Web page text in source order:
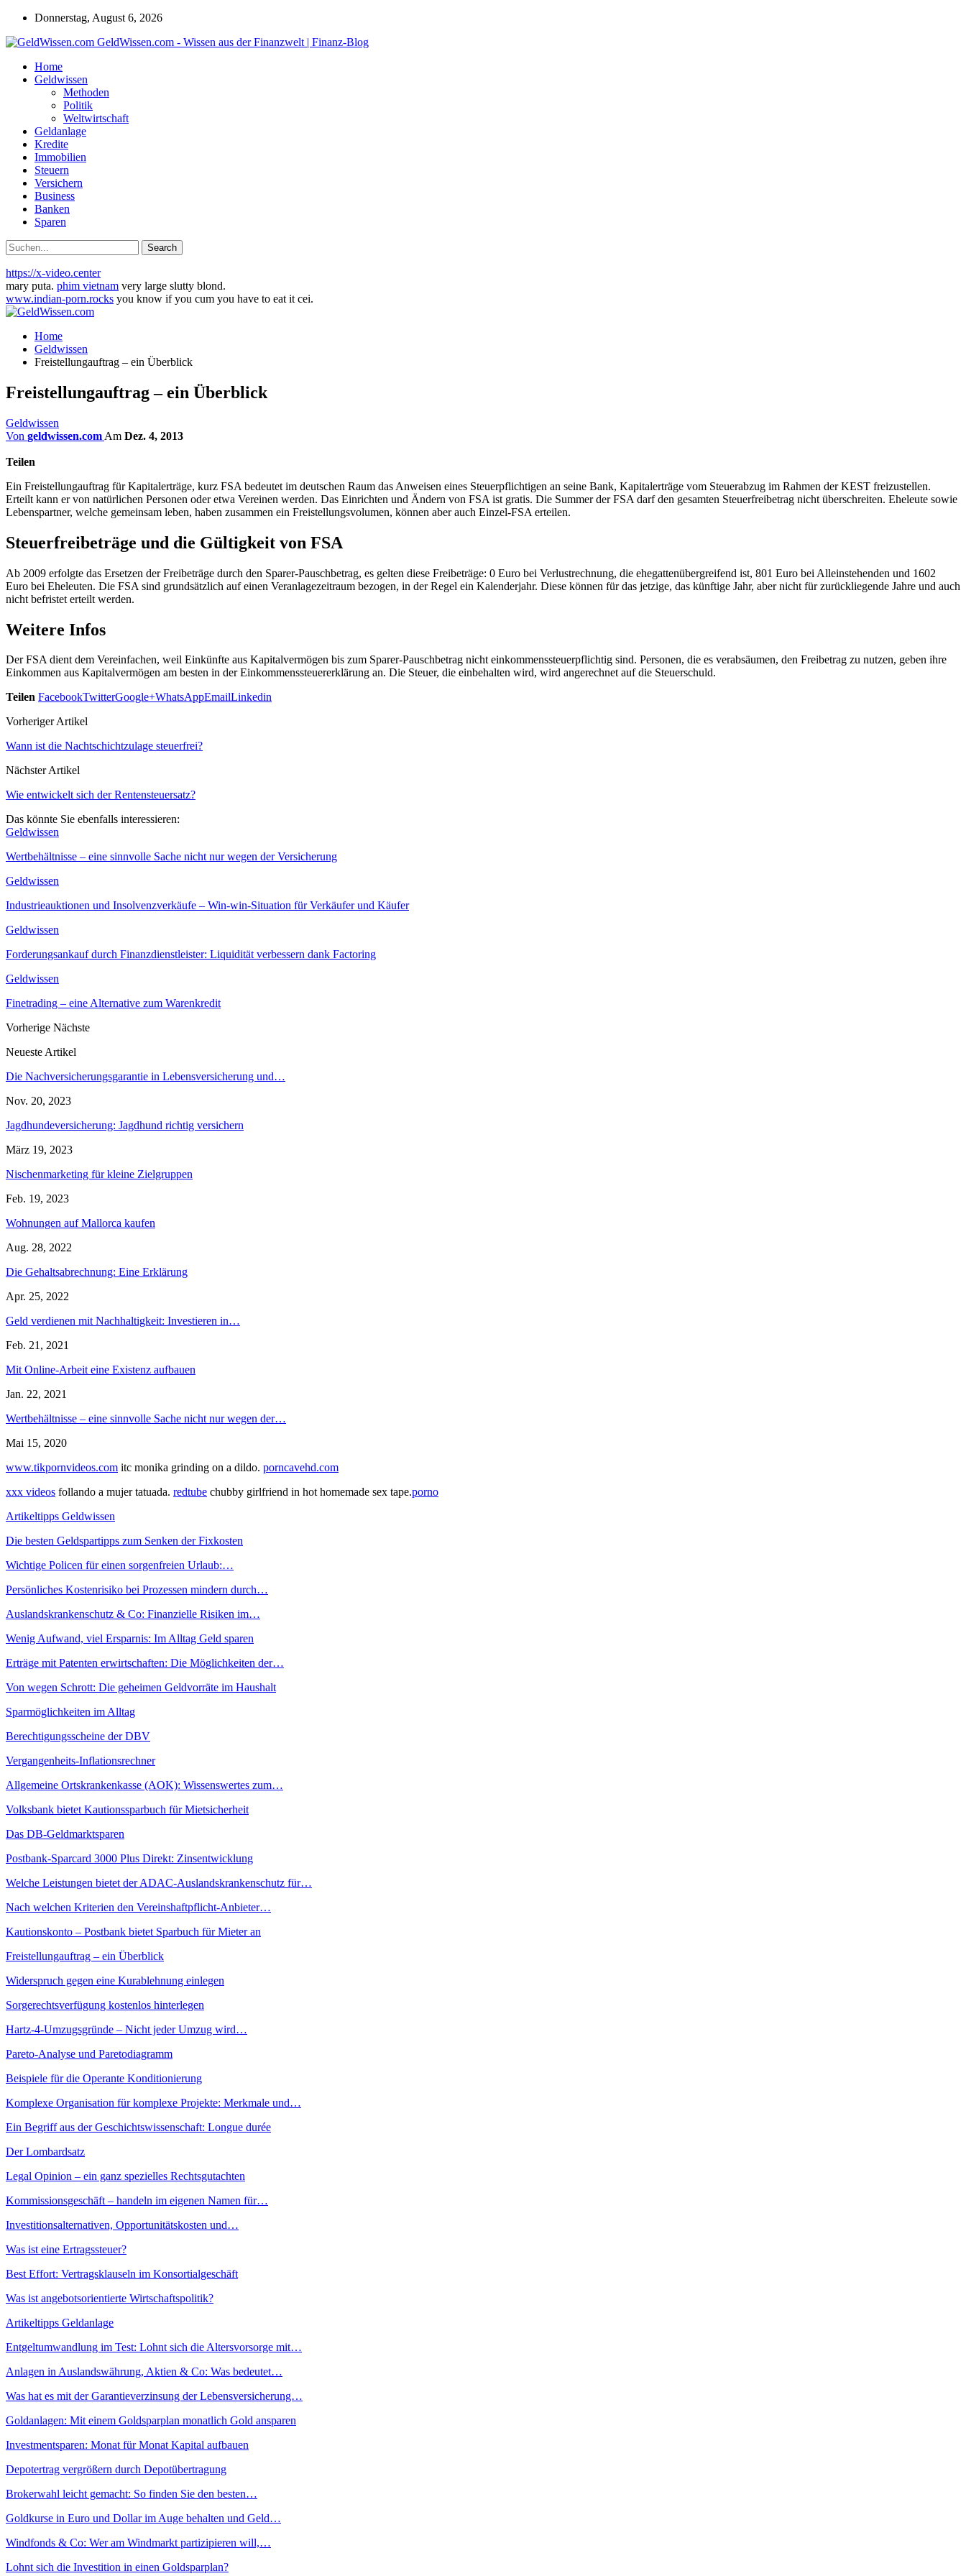
Donnerstag, August 6, 2026
GeldWissen.com - Wissen aus der Finanzwelt | Finanz-Blog
Home
Geldwissen
Methoden
Politik
Weltwirtschaft
Geldanlage
Kredite
Immobilien
Steuern
Versichern
Business
Banken
Sparen
https://x-video.center
mary puta. phim vietnam very large slutty blond.
www.indian-porn.rocks you know if you cum you have to eat it cei.
Home
Geldwissen
Freistellungauftrag – ein Überblick
Freistellungauftrag – ein Überblick
Geldwissen
Von geldwissen.com Am Dez. 4, 2013
Teilen
Ein Freistellungauftrag für Kapitalerträge, kurz FSA bedeutet im deutschen Raum das Anweisen eines Steuerpflichtigen an seine Bank, Kapitalerträge vom Steuerabzug im Rahmen der KEST freizustellen.
Erteilt kann er von natürlichen Personen oder etwa Vereinen werden. Das Einrichten und Ändern von FSA ist gratis. Die Summer der FSA darf den gesamten Steuerfreibetrag nicht überschreiten. Eheleute sowie
Lebenspartner, welche gemeinsam leben, haben zusammen ein Freistellungsvolumen, können aber auch Einzel-FSA erteilen.
Steuerfreibeträge und die Gültigkeit von FSA
Ab 2009 erfolgte das Ersetzen der Freibeträge durch den Sparer-Pauschbetrag, es gelten diese Freibeträge: 0 Euro bei Verlustrechnung, die ehegattenübergreifend ist, 801 Euro bei Alleinstehenden und 1602
Euro bei Eheleuten. Die FSA sind grundsätzlich auf einen Veranlagezeitraum bezogen, in der Regel ein Kalenderjahr. Diese können für das jetzige, das künftige Jahr, aber nicht für zurückliegende Jahre und auch
nicht befristet erteilt werden.
Weitere Infos
Der FSA dient dem Vereinfachen, weil Einkünfte aus Kapitalvermögen bis zum Sparer-Pauschbetrag nicht einkommenssteuerpflichtig sind. Personen, die es verabsäumen, den Freibetrag zu nutzen, geben ihre
Einkommen aus Kapitalvermögen am besten in der Einkommenssteuererklärung an. Die Steuer, die einbehalten wird, wird angerechnet auf die Steuerschuld.
Teilen FacebookTwitterGoogle+WhatsAppEmailLinkedin
Vorheriger Artikel
Wann ist die Nachtschichtzulage steuerfrei?
Nächster Artikel
Wie entwickelt sich der Rentensteuersatz?
Das könnte Sie ebenfalls interessieren:
Geldwissen
Wertbehältnisse – eine sinnvolle Sache nicht nur wegen der Versicherung
Geldwissen
Industrieauktionen und Insolvenzverkäufe – Win-win-Situation für Verkäufer und Käufer
Geldwissen
Forderungsankauf durch Finanzdienstleister: Liquidität verbessern dank Factoring
Geldwissen
Finetrading – eine Alternative zum Warenkredit
Vorherige Nächste
Neueste Artikel
Die Nachversicherungsgarantie in Lebensversicherung und…
Nov. 20, 2023
Jagdhundeversicherung: Jagdhund richtig versichern
März 19, 2023
Nischenmarketing für kleine Zielgruppen
Feb. 19, 2023
Wohnungen auf Mallorca kaufen
Aug. 28, 2022
Die Gehaltsabrechnung: Eine Erklärung
Apr. 25, 2022
Geld verdienen mit Nachhaltigkeit: Investieren in…
Feb. 21, 2021
Mit Online-Arbeit eine Existenz aufbauen
Jan. 22, 2021
Wertbehältnisse – eine sinnvolle Sache nicht nur wegen der…
Mai 15, 2020
www.tikpornvideos.com itc monika grinding on a dildo. porncavehd.com
xxx videos follando a mujer tatuada. redtube chubby girlfriend in hot homemade sex tape.porno
Artikeltipps Geldwissen
Die besten Geldspartipps zum Senken der Fixkosten
Wichtige Policen für einen sorgenfreien Urlaub:…
Persönliches Kostenrisiko bei Prozessen mindern durch…
Auslandskrankenschutz & Co: Finanzielle Risiken im…
Wenig Aufwand, viel Ersparnis: Im Alltag Geld sparen
Erträge mit Patenten erwirtschaften: Die Möglichkeiten der…
Von wegen Schrott: Die geheimen Geldvorräte im Haushalt
Sparmöglichkeiten im Alltag
Berechtigungsscheine der DBV
Vergangenheits-Inflationsrechner
Allgemeine Ortskrankenkasse (AOK): Wissenswertes zum…
Volksbank bietet Kautionssparbuch für Mietsicherheit
Das DB-Geldmarktsparen
Postbank-Sparcard 3000 Plus Direkt: Zinsentwicklung
Welche Leistungen bietet der ADAC-Auslandskrankenschutz für…
Nach welchen Kriterien den Vereinshaftpflicht-Anbieter…
Kautionskonto – Postbank bietet Sparbuch für Mieter an
Freistellungauftrag – ein Überblick
Widerspruch gegen eine Kurablehnung einlegen
Sorgerechtsverfügung kostenlos hinterlegen
Hartz-4-Umzugsgründe – Nicht jeder Umzug wird…
Pareto-Analyse und Paretodiagramm
Beispiele für die Operante Konditionierung
Komplexe Organisation für komplexe Projekte: Merkmale und…
Ein Begriff aus der Geschichtswissenschaft: Longue durée
Der Lombardsatz
Legal Opinion – ein ganz spezielles Rechtsgutachten
Kommissionsgeschäft – handeln im eigenen Namen für…
Investitionsalternativen, Opportunitätskosten und…
Was ist eine Ertragssteuer?
Best Effort: Vertragsklauseln im Konsortialgeschäft
Was ist angebotsorientierte Wirtschaftspolitik?
Artikeltipps Geldanlage
Entgeltumwandlung im Test: Lohnt sich die Altersvorsorge mit…
Anlagen in Auslandswährung, Aktien & Co: Was bedeutet…
Was hat es mit der Garantieverzinsung der Lebensversicherung…
Goldanlagen: Mit einem Goldsparplan monatlich Gold ansparen
Investmentsparen: Monat für Monat Kapital aufbauen
Depotertrag vergrößern durch Depotübertragung
Brokerwahl leicht gemacht: So finden Sie den besten…
Goldkurse in Euro und Dollar im Auge behalten und Geld…
Windfonds & Co: Wer am Windmarkt partizipieren will,…
Lohnt sich die Investition in einen Goldsparplan?